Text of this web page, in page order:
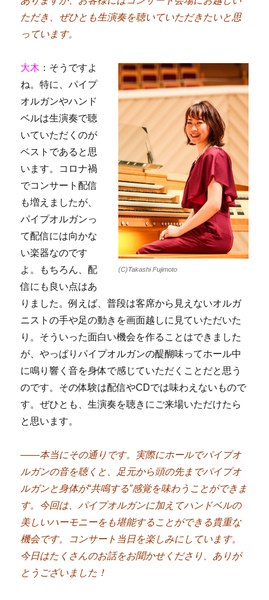
ただき、ぜひとも生演奏を聴いていただきたいと思
っています。
(C)Takashi Fujimoto
大木 ：そうですよ
ね。特に、パイプ
オルガンやハンド
ベルは生演奏で聴
いていただくのが
ベストであると思
います。コロナ禍
でコンサート配信
も増えましたが、
パイプオルガンっ
て配信には向かな
い楽器なのです
よ。もちろん、配
信にも良い点はあ
りました。例えば、普段は客席から見えないオルガ
ニストの手や足の動きを画面越しに見ていただいた
り。そういった面白い機会を作ることはできました
が、やっぱりパイプオルガンの醍醐味ってホール中
に鳴り響く音を身体で感じていただくことだと思う
のです。その体験は配信やCDでは味わえないもので
す。ぜひとも、生演奏を聴きにご来場いただけたら
と思います。
――本当にその通りです。実際にホールでパイプオ
ルガンの音を聴くと、足元から頭の先までパイプオ
ルガンと身体が“共鳴する”感覚を味わうことができま
す。今回は、パイプオルガンに加えてハンドベルの
美しいハーモニーをも堪能することができる貴重な
機会です。コンサート当日を楽しみにしています。
今日はたくさんのお話をお聞かせくださり、ありが
とうございました！